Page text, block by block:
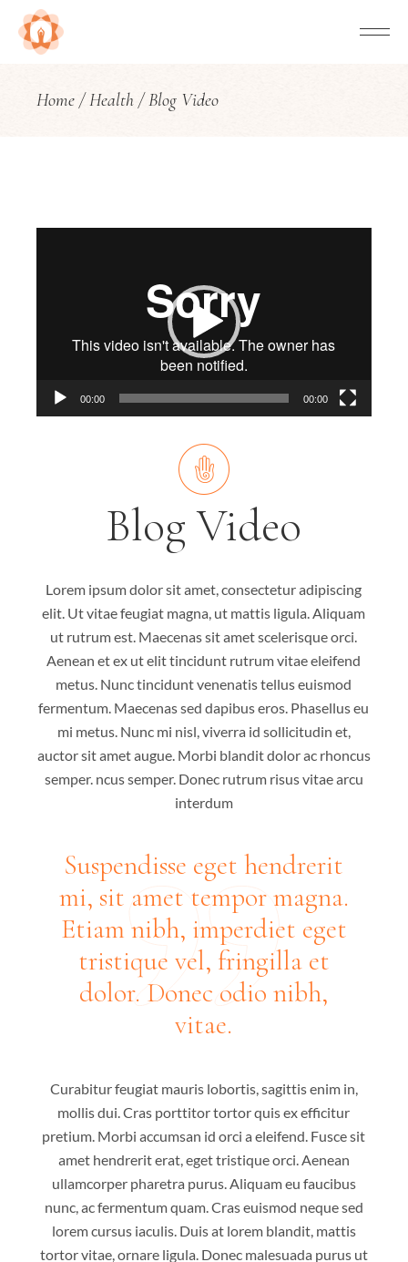
Home Health Blog Video
00:00 00:00
Blog Video
Lorem ipsum dolor sit amet, consectetur adipiscing
elit. Ut vitae feugiat magna, ut mattis ligula. Aliquam
ut rutrum est. Maecenas sit amet scelerisque orci.
Aenean et ex ut elit tincidunt rutrum vitae eleifend
metus. Nunc tincidunt venenatis tellus euismod
fermentum. Maecenas sed dapibus eros. Phasellus eu
mi metus. Nunc mi nisl, viverra id sollicitudin et,
auctor sit amet augue. Morbi blandit dolor ac rhoncus
semper. ncus semper. Donec rutrum risus vitae arcu
interdum
Suspendisse eget hendrerit
mi, sit amet tempor magna.
Etiam nibh, imperdiet eget
tristique vel, fringilla et
dolor. Donec odio nibh,
vitae.
Curabitur feugiat mauris lobortis, sagittis enim in,
mollis dui. Cras porttitor tortor quis ex efficitur
pretium. Morbi accumsan id orci a eleifend. Fusce sit
amet hendrerit erat, eget tristique orci. Aenean
ullamcorper pharetra purus. Aliquam eu faucibus
nunc, ac fermentum quam. Cras euismod neque sed
lorem cursus iaculis. Duis at lorem blandit, mattis
tortor vitae, ornare ligula. Donec malesuada purus ut